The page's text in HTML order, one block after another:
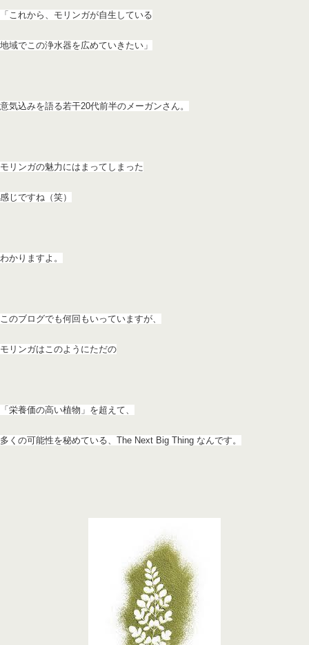
「これから、モリンガが自生している
地域でこの浄水器を広めていきたい」
意気込みを語る若干20代前半のメーガンさん。
モリンガの魅力にはまってしまった
感じですね（笑）
わかりますよ。
このブログでも何回もいっていますが、
モリンガはこのようにただの
「栄養価の高い植物」を超えて、
多く の可能性を秘めている、The Next Big Thing なんです。